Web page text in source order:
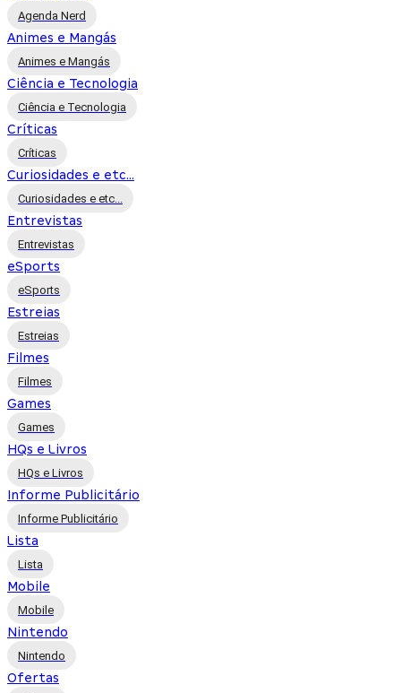
Agenda Nerd
Animes e Mangás
Animes e Mangás
Ciência e Tecnologia
Ciência e Tecnologia
Críticas
Críticas
Curiosidades e etc...
Curiosidades e etc...
Entrevistas
Entrevistas
eSports
eSports
Estreias
Estreias
Filmes
Filmes
Games
Games
HQs e Livros
HQs e Livros
Informe Publicitário
Informe Publicitário
Lista
Lista
Mobile
Mobile
Nintendo
Nintendo
Ofertas